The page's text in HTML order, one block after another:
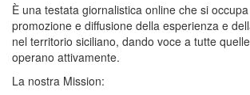
È una testata giornalistica online che si
promozione e diffusione della esperienza e
nel territorio siciliano, dando voce a tutte
operano attivamente.
La nostra Mission: